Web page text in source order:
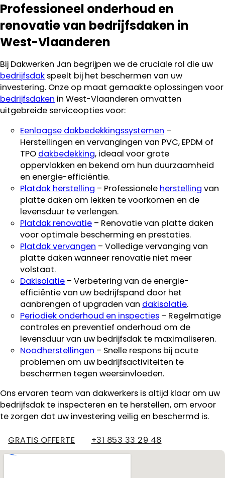
Professioneel onderhoud en
renovatie van bedrijfsdaken in
West-Vlaanderen
Bij Dakwerken Jan begrijpen we de cruciale rol die uw
bedrijfsdak speelt bij het beschermen van uw
investering. Onze op maat gemaakte oplossingen voor
bedrijfsdaken in West-Vlaanderen omvatten
uitgebreide serviceopties voor:
Eenlaagse dakbedekkingssystemen –
Herstellingen en vervangingen van PVC, EPDM of
TPO dakbedekking, ideaal voor grote
oppervlakken en bekend om hun duurzaamheid
en energie-efficiëntie.
Platdak herstelling – Professionele herstelling van
platte daken om lekken te voorkomen en de
levensduur te verlengen.
Platdak renovatie – Renovatie van platte daken
voor optimale bescherming en prestaties.
Platdak vervangen – Volledige vervanging van
platte daken wanneer renovatie niet meer
volstaat.
Dakisolatie – Verbetering van de energie-
efficiëntie van uw bedrijfspand door het
aanbrengen of upgraden van dakisolatie.
Periodiek onderhoud en inspecties – Regelmatige
controles en preventief onderhoud om de
levensduur van uw bedrijfsdak te maximaliseren.
Noodherstellingen – Snelle respons bij acute
problemen om uw bedrijfsactiviteiten te
beschermen tegen weersinvloeden.
Ons ervaren team van dakwerkers is altijd klaar om uw
bedrijfsdak te inspecteren en te herstellen, om ervoor
te zorgen dat uw investering veilig en beschermd is.
GRATIS OFFERTE +31 853 33 29 48